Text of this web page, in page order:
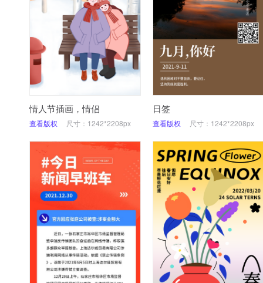
情人节插画，情侣
查看版权 尺寸：1242*2208px
日签
查看版权 尺寸：1242*2208px